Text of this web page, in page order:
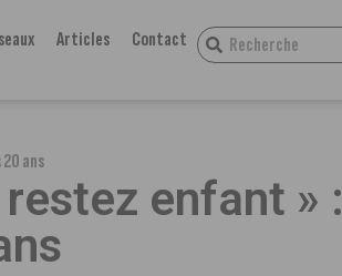
Articles Contact
ans
enfant » :